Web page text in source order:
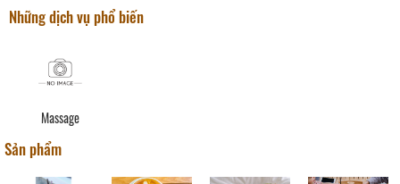
Những dịch vụ phổ biến
Massage
Sản phẩm